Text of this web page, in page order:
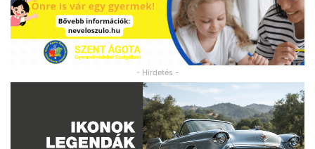
- Hirdetés -